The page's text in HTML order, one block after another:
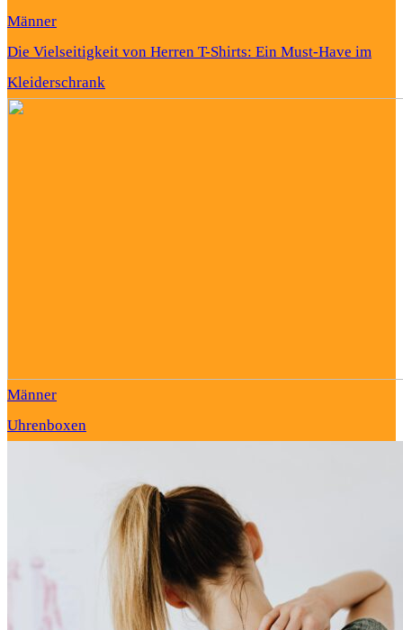
Männer
Die Vielseitigkeit von Herren T-Shirts: Ein Must-Have im
Kleiderschrank
Männer
Uhrenboxen